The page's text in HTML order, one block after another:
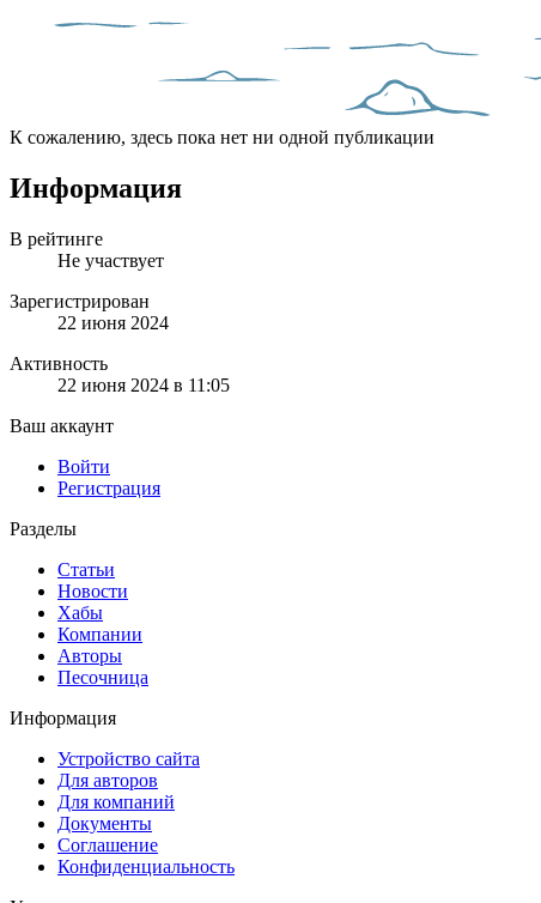
К сожалению, здесь пока нет ни одной публикации
Информация
В рейтинге
Не участвует
Зарегистрирован
22 июня 2024
Активность
22 июня 2024 в 11:05
Ваш аккаунт
Войти
Регистрация
Разделы
Статьи
Новости
Хабы
Компании
Авторы
Песочница
Информация
Устройство сайта
Для авторов
Для компаний
Документы
Соглашение
Конфиденциальность